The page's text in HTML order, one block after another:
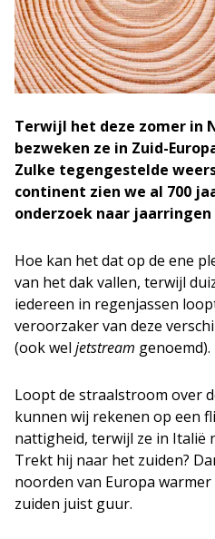
Terwijl het deze zomer in
bezweken ze in Zuid-
Zulke tegengestelde
continent zien we al 700
onderzoek naar jaarringen
Hoe kan het dat op de ene
van het dak vallen, terwijl
iedereen in regenjassen
veroorzaker van deze
(ook wel jetstream genoemd).
Loopt de straalstroom over
kunnen wij rekenen op een
nattigheid, terwijl ze in Italië
Trekt hij naar het zuiden?
noorden van Europa
zuiden juist guur.